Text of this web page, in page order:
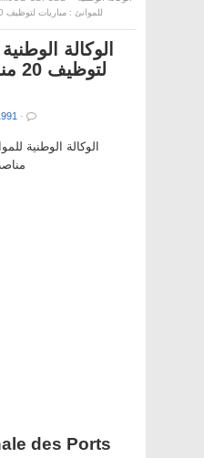
للموانئ : مباريات لتوظيف 20 مناصب. آخر أجل 23 يوليوز 2026
الوكالة
·
des Ports